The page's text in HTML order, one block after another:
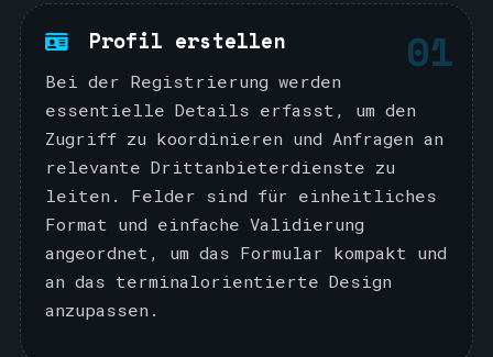
01
Profil erstellen
Bei der Registrierung werden
essentielle Details erfasst, um den
Zugriff zu koordinieren und Anfragen an
relevante Drittanbieterdienste zu
leiten. Felder sind für einheitliches
Format und einfache Validierung
angeordnet, um das Formular kompakt und
an das terminalorientierte Design
anzupassen.